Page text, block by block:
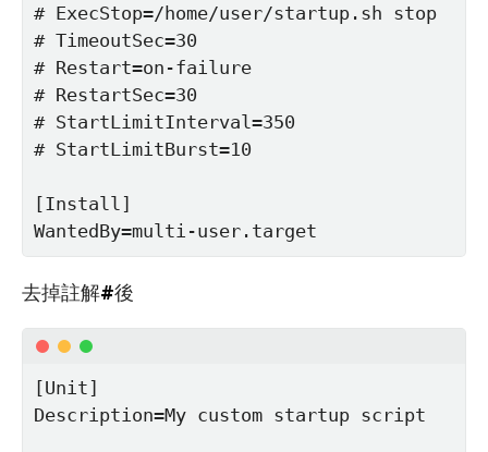
# ExecStop=/home/user/startup.sh stop
# TimeoutSec=30
# Restart=on-failure
# RestartSec=30
# StartLimitInterval=350
# StartLimitBurst=10
[Install]
WantedBy=multi-user.target
去掉註解#後
[Unit]
Description=My custom startup script